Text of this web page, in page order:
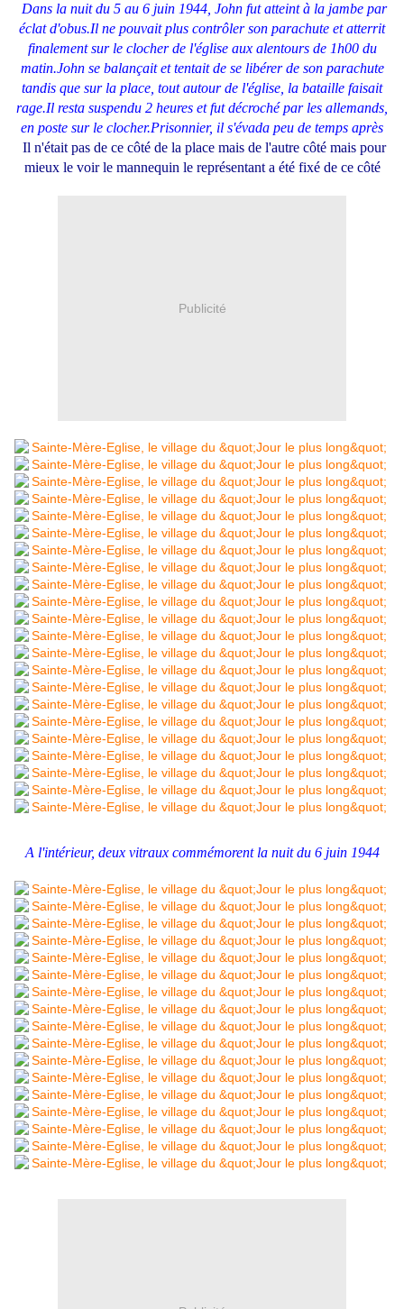
Dans la nuit du 5 au 6 juin 1944, John fut atteint à la jambe par
éclat d'obus.Il ne pouvait plus contrôler son parachute et atterrit
finalement sur le clocher de l'église aux alentours de 1h00 du
matin.John se balançait et tentait de se libérer de son parachute
tandis que sur la place, tout autour de l'église, la bataille faisait
rage.Il resta suspendu 2 heures et fut décroché par les allemands,
en poste sur le clocher.Prisonnier, il s'évada peu de temps après
Il n'était pas de ce côté de la place mais de l'autre côté mais pour
mieux le voir le mannequin le représentant a été fixé de ce côté
Publicité
A l'intérieur, deux vitraux commémorent la nuit du 6 juin 1944